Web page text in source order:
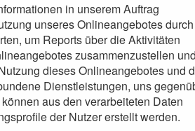
in unserem Auftrag
unseres Onlineangebotes durch
um Reports über die Aktivitäten
zusammenzustellen
dieses Onlineangebotes und
Dienstleistungen, uns
aus den verarbeiteten Daten
der Nutzer erstellt werden.